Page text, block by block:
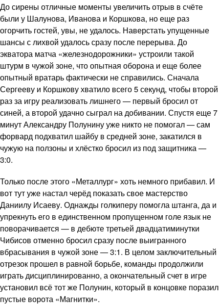
До сирены отличные моменты увеличить отрыв в счёте
были у Шалунова, Иванова и Коршкова, но еще раз
огорчить гостей, увы, не удалось. Наверстать упущенные
шансы с лихвой удалось сразу после перерыва. До
экватора матча «железнодорожники» устроили такой
штурм в чужой зоне, что опытная оборона и еще более
опытный вратарь фактически не справились. Сначала
Сергееву и Коршкову хватило всего 5 секунд, чтобы второй
раз за игру реализовать лишнего — первый бросил от
синей, а второй удачно сыграл на добивании. Спустя еще 7
минут Александру Полунину уже никто не помогал — сам
форвард подхватил шайбу в средней зоне, закатился в
чужую на ползоны и хлёстко бросил из под защитника —
3:0.
Только после этого «Металлург» хоть немного прибавил. И
вот тут уже настал черёд показать свое мастерство
Даниилу Исаеву. Однажды голкиперу помогла штанга, да и
упрекнуть его в единственном пропущенном голе язык не
поворачивается — в дебюте третьей двадцатиминутки
Чибисов отменно бросил сразу после выигранного
вбрасывания в чужой зоне — 3:1. В целом заключительный
отрезок прошел в равной борьбе, команды продолжили
играть дисциплинированно, а окончательный счет в игре
установил всё тот же Полунин, который в концовке поразил
пустые ворота «Магнитки».